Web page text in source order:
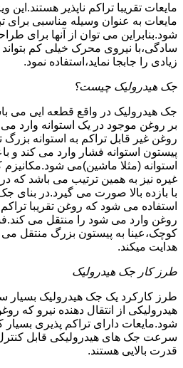
مایعات تقریبا تراکم ناپذیر
مایعات به عنوان وسیله مناسبی برای
شود.بنابراین می توان از آنها برای
سادگی،با نیروی محرک خیلی کم
زیادی را جابجا نماید،استفاده نمود.
جک هیدرولیک چیست؟
جک هیدرولیک در واقع قطعه ایی می
بر روغن موجود در یک استوانه وارد
روغن غیر قابل تراکم به استوانه بزرگ
پیستون استوانه فشار وارد می کند و
استوانه (مثلا ماشین)می
غیره نیز به همین ترتیب می باشد که
با بازده بالا صورت می گیرد.در بنای
استفاده می شود که روغن تقریبا
روغن وارد می شود را منتقل می
کوچک،عینا به پیستون بزرگ منتقل می
هدایت میکند.
طرز کار جک هیدرولیک
طرز کارکرد یک جک هیدرولیک
هیدرولیکی از انتقال دهنده نیرو که
شود.مایعات دارای تراکم پذیری
سرعت جک های هیدرولیکی قابل
قدرت بالایی هستند.